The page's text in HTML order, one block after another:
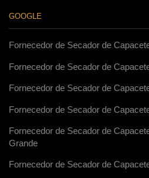
GOOGLE
Fornecedor de Secador de
Fornecedor de Secador de
Fornecedor de Secador de
Fornecedor de Secador de
Fornecedor de Secador de
Grande
Fornecedor de Secador de